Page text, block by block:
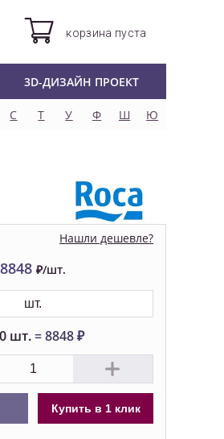
корзина пуста
3D-ДИЗАЙН ПРОЕКТ
С Т У Ф Ш
Ю
Нашли дешевле?
8848₽/шт.
шт.
шт. =8848₽
Купить в 1 клик